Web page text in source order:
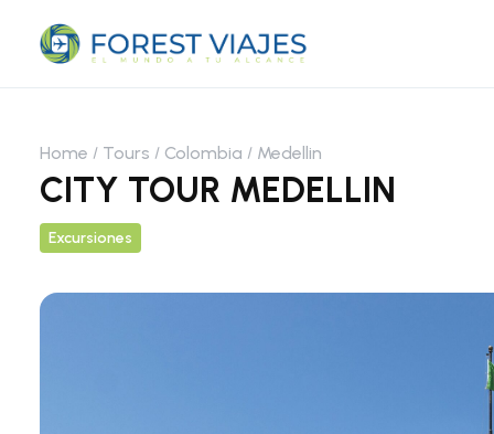
Home Tours Colombia Medellin
CITY TOUR MEDELLIN
Excursiones